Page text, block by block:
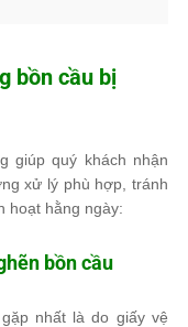
bồn cầu bị
giúp quý khách nhận
xử lý phù hợp, tránh
hoạt hằng ngày:
bồn cầu
nhất là do giấy vệ